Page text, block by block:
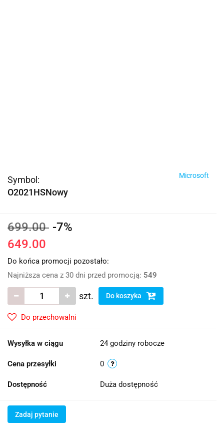
Symbol:
O2021HSNowy
Microsoft
699.00 -7%
649.00
Do końca promocji pozostało:
Najniższa cena z 30 dni przed promocją: 549
szt. Do koszyka
Do przechowalni
Wysyłka w ciągu 24 godziny robocze
Cena przesyłki 0
Dostępność Duża dostępność
Zadaj pytanie